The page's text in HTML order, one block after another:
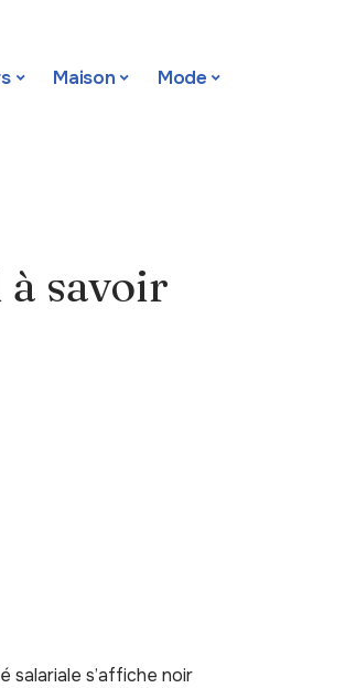
Maison Mode
à savoir
salariale s’affiche noir